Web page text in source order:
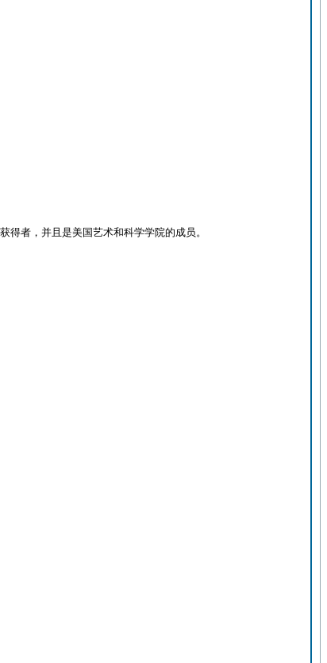
者，并且是美国艺术和科学学院的成员。